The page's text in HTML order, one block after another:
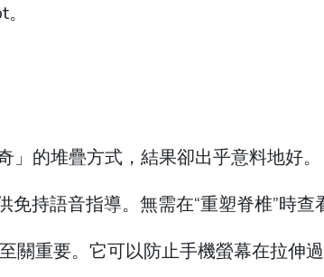
的堆疊方式，結果卻出乎意料地好。
免持語音指導。無需在“重塑脊椎”時查
至關重要。它可以防止手機螢幕在拉伸